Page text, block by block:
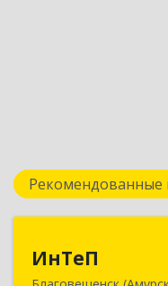
Рекомендованные
ИнТеП